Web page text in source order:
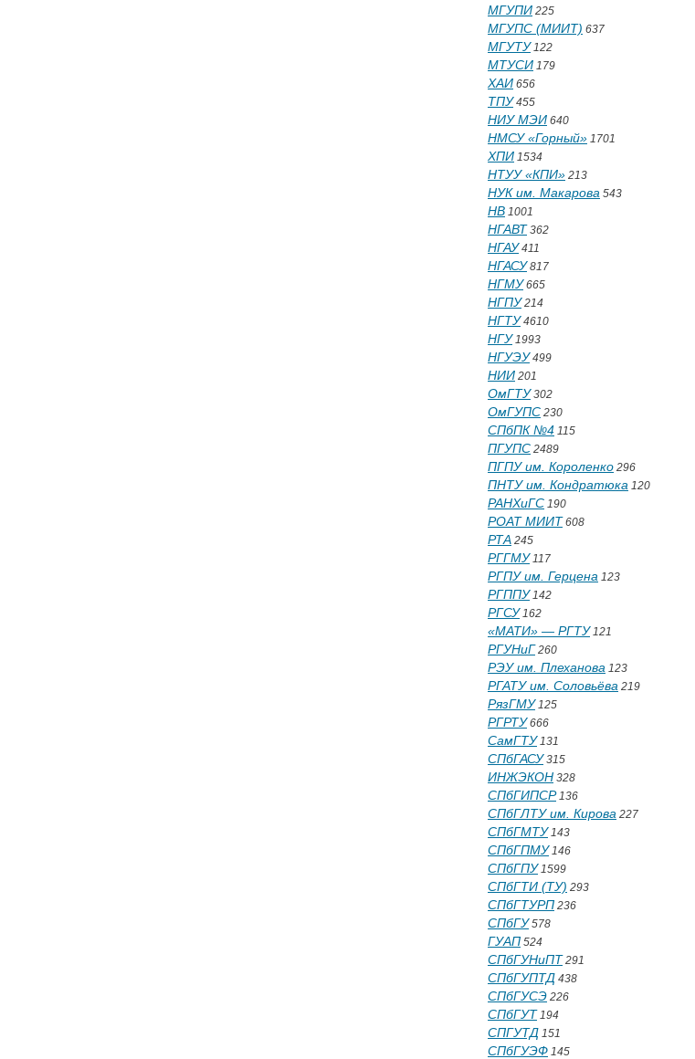
МГУПИ 225
МГУПС (МИИТ) 637
МГУТУ122
МТУСИ 179
ХАИ 656
ТПУ455
НИУ МЭИ 640
НМСУ «Горный» 1701
ХПИ 1534
НТУУ «КПИ» 213
НУК им. Макарова 543
НВ 1001
НГАВТ 362
НГАУ411
НГАСУ817
НГМУ665
НГПУ214
НГТУ4610
НГУ1993
НГУЭУ499
НИИ 201
ОмГТУ302
ОмГУПС 230
СПбПК №4 115
ПГУПС 2489
ПГПУ им. Короленко 296
ПНТУ им. Кондратюка 120
РАНХиГС 190
РОАТ МИИТ 608
РТА 245
РГГМУ117
РГПУ им. Герцена 123
РГППУ142
РГСУ162
«МАТИ» — РГТУ121
РГУНиГ 260
РЭУ им. Плеханова 123
РГАТУ им. Соловьёва 219
РязГМУ125
РГРТУ666
СамГТУ131
СПбГАСУ315
ИНЖЭКОН 328
СПбГИПСР136
СПбГЛТУ им. Кирова 227
СПбГМТУ143
СПбГПМУ146
СПбГПУ1599
СПбГТИ (ТУ) 293
СПбГТУРП 236
СПбГУ578
ГУАП 524
СПбГУНиПТ 291
СПбГУПТД 438
СПбГУСЭ 226
СПбГУТ 194
СПГУТД 151
СПбГУЭФ 145